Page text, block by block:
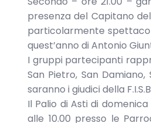
presenza del Capitano
particolarmente
quest’anno di Antonio
I gruppi partecipanti
San Pietro, San Damiano,
saranno i giudici della
Il Palio di Asti di
alle 10.00 presso le